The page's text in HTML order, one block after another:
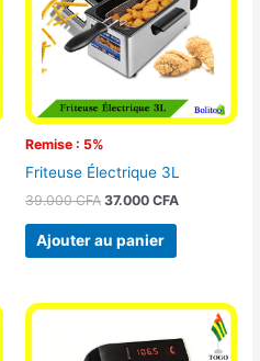
Remise : 5%
Friteuse Électrique 3L
39.000CFA 37.000 CFA
Ajouter au panier